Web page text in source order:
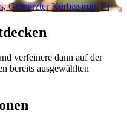
Gewürzter Kürbissirup, Ei
verfeinere dann auf der
bereits ausgewählten